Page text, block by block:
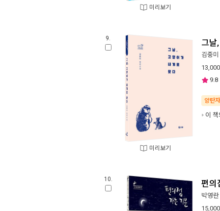
미리보기
9.
미리보기
그날
김중미
13,000
9.8
양탄
이
10. 편의
박영란
15,000